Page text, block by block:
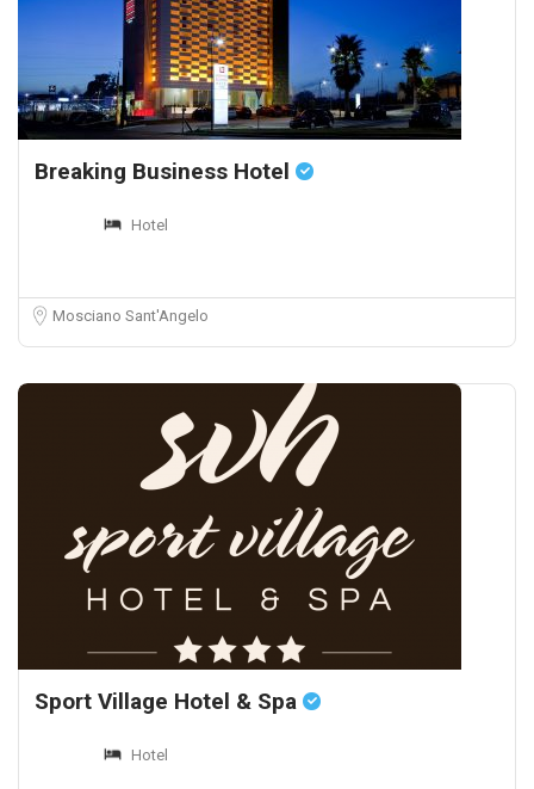
Breaking Business Hotel
Hotel
Mosciano Sant'Angelo
Sport Village Hotel & Spa
Hotel